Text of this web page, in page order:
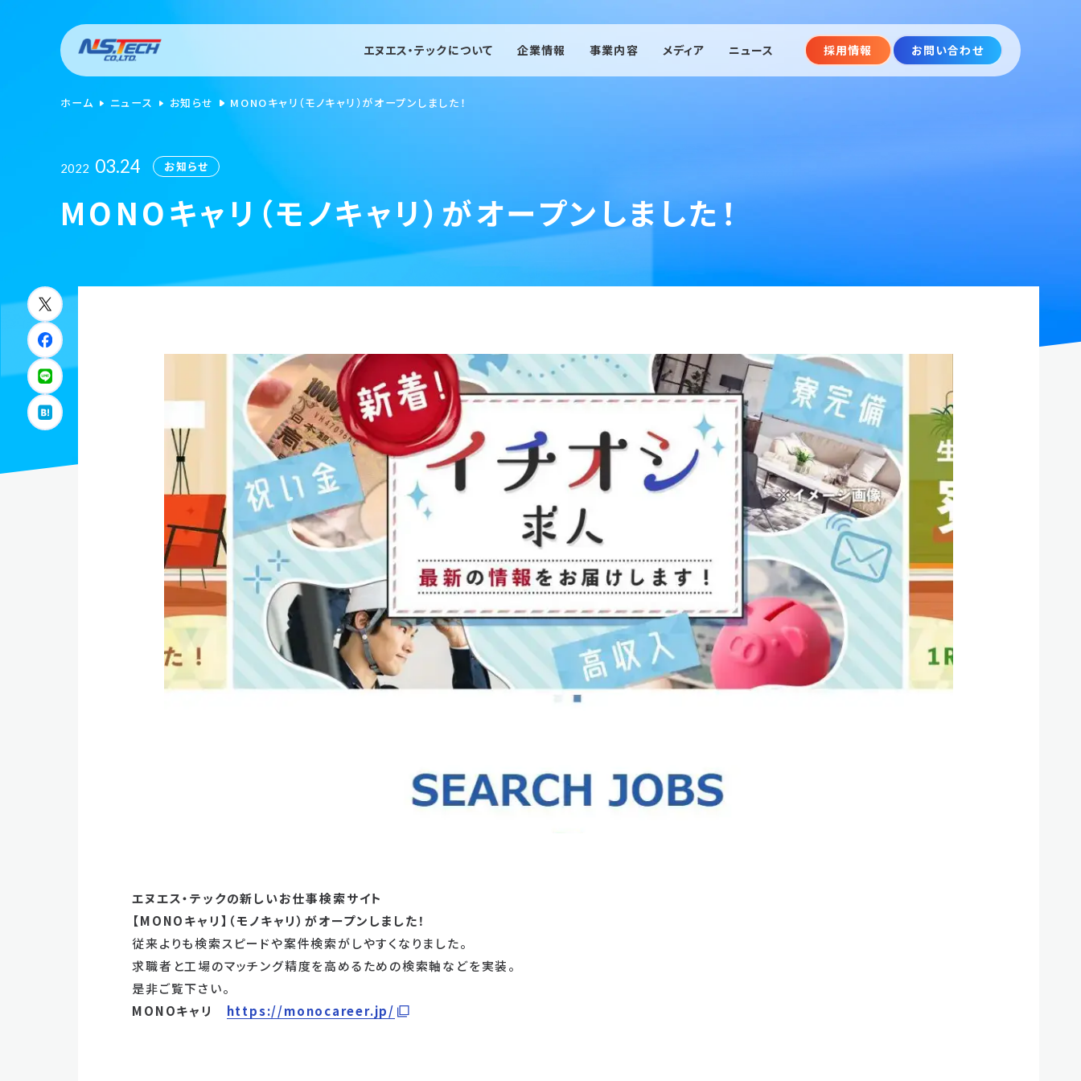
エヌエス・テックについて 企業情報 事業内容
人材派遣事業
機械保全事業
メディア ニュース 採用情報 お問い合わせ
ホーム ニュース お知らせ MONOキャリ（モノキャリ）がオープンしました！
2022 03.24 お知らせ
MONOキャリ（モノキャリ）がオープンしました！
エヌエス・テックの新しいお仕事検索サイト
【MONOキャリ】（モノキャリ）がオープンしました！
従来よりも検索スピードや案件検索がしやすくなりました。
求職者と工場のマッチング精度を高めるための検索軸などを実装。
是非ご覧下さい。
MONOキャリ https://monocareer.jp/